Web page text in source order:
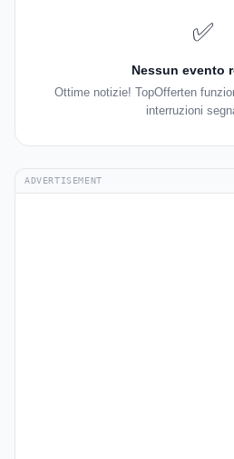
✅
Nessun evento
Ottime notizie! TopOfferten
interruzioni
ADVERTISEMENT